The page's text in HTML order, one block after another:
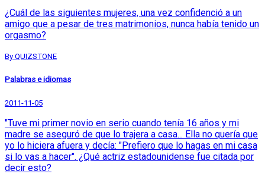
¿Cuál de las siguientes mujeres, una vez confidenció a un
amigo que a pesar de tres matrimonios, nunca había tenido un
orgasmo?
By QUIZSTONE
Palabras e idiomas
2011-11-05
"Tuve mi primer novio en serio cuando tenía 16 años y mi
madre se aseguró de que lo trajera a casa... Ella no quería que
yo lo hiciera afuera y decía: "Prefiero que lo hagas en mi casa
si lo vas a hacer". ¿Qué actriz estadounidense fue citada por
decir esto?